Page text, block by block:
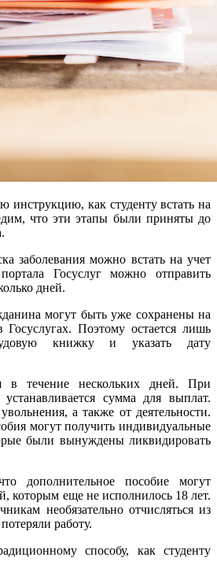
как студенту встать на
что эти этапы были приняты до
заболевания можно встать на учет
Госуслуг можно отправить
дней.
могут быть уже сохранены на
Поэтому остается лишь
книжку и указать дату
в течение нескольких дней. При
сумма для выплат.
а также от деятельности.
могут получить индивидуальные
были вынуждены ликвидировать
дополнительное пособие могут
которым еще не исполнилось 18 лет.
необязательно отчисляться из
работу.
способу, как студенту